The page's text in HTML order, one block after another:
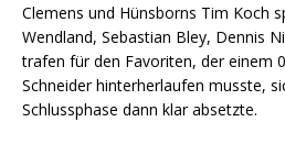
Clemens und Hünsborns Tim Koch
Wendland, Sebastian Bley, Dennis
trafen für den Favoriten, der einem
Schneider hinterherlaufen musste,
Schlussphase dann klar absetzte.